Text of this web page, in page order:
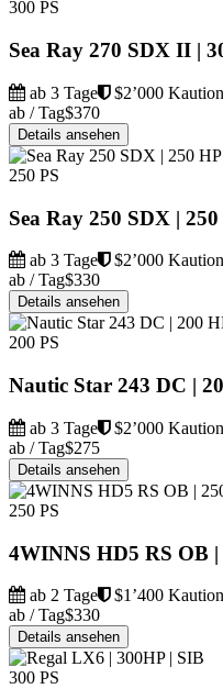
300 PS
Sea Ray 270 SDX II |
ab 3 Tage
$2’000 Kaution
ab / Tag$370
Details ansehen
250 PS
Sea Ray 250 SDX |
ab 3 Tage
$2’000 Kaution
ab / Tag$330
Details ansehen
200 PS
Nautic Star 243 DC |
ab 3 Tage
$2’000 Kaution
ab / Tag$275
Details ansehen
250 PS
4WINNS HD5 RS OB |
ab 2 Tage
$1’400 Kaution
ab / Tag$330
Details ansehen
300 PS